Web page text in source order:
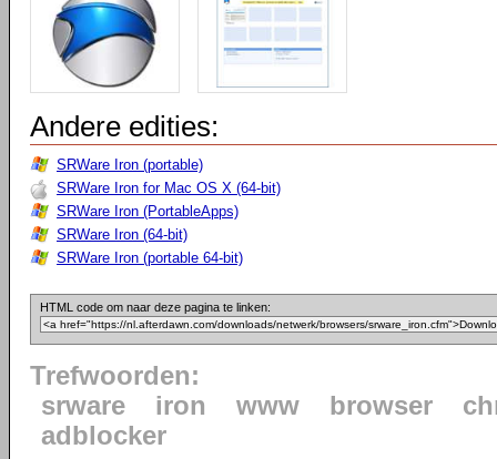
Andere edities:
SRWare Iron (portable)
SRWare Iron for Mac OS X (64-bit)
SRWare Iron (PortableApps)
SRWare Iron (64-bit)
SRWare Iron (portable 64-bit)
HTML code om naar deze pagina te linken:
Trefwoorden:
srware
iron www browser
adblocker